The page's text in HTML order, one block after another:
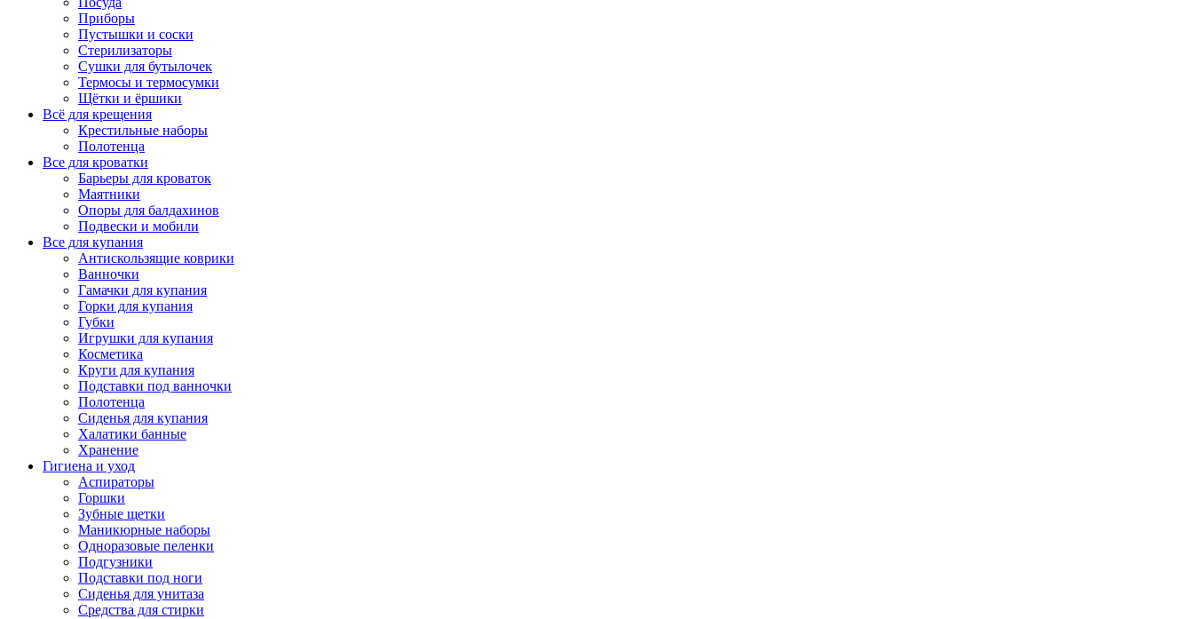
Приборы
Пустышки и соски
Стерилизаторы
Сушки для бутылочек
Термосы и термосумки
Щётки и ёршики
Всё для крещения
Крестильные наборы
Полотенца
Все для кроватки
Барьеры для кроваток
Маятники
Опоры для балдахинов
Подвески и мобили
Все для купания
Антискользящие коврики
Ванночки
Гамачки для купания
Горки для купания
Губки
Игрушки для купания
Косметика
Круги для купания
Подставки под ванночки
Полотенца
Сиденья для купания
Халатики банные
Хранение
Гигиена и уход
Аспираторы
Горшки
Зубные щетки
Маникюрные наборы
Одноразовые пеленки
Подгузники
Подставки под ноги
Сиденья для унитаза
Средства для стирки